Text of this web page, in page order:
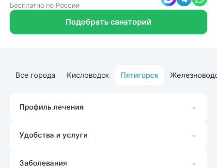
Бесплатно по России
Подобрать санаторий
Все города Кисловодск Пятигорск
Профиль лечения
Удобства и услуги
Заболевания